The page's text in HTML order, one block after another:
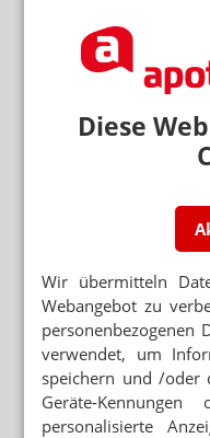
Diese
Wir übermitteln
Webangebot zu
personenbezogenen
verwendet, um
speichern und /oder
Geräte-
personalisierte
Ratiopharm
BERATUNG
Der
GESETZ
Spahn legt
AOK schickt
INTERVIEW
Spahn: